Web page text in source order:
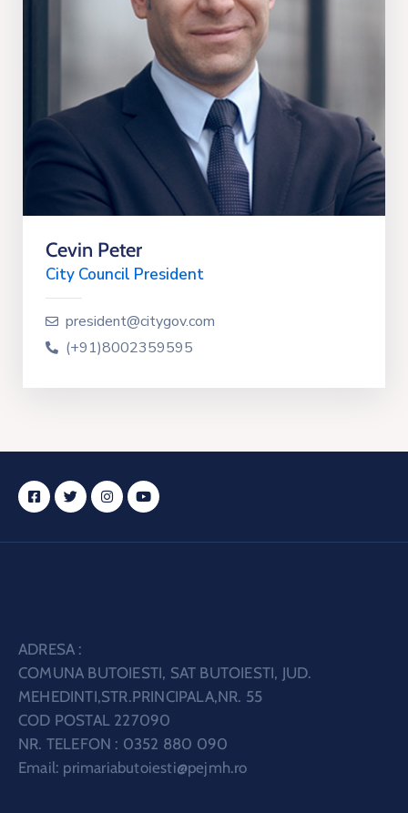
Cevin Peter
City Council President
president@citygov.com
(+91)8002359595
ADRESA :
COMUNA BUTOIESTI, SAT BUTOIESTI, JUD.
MEHEDINTI,STR.PRINCIPALA,NR. 55
COD POSTAL 227090
NR. TELEFON : 0352 880 090
Email: primariabutoiesti@pejmh.ro